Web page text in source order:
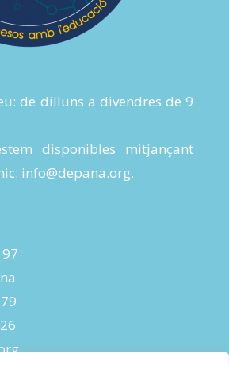
de dilluns a divendres de 9
disponibles mitjançant
info@depana.org.